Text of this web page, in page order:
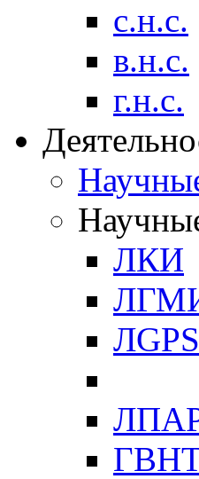
с.н.с.
в.н.с.
г.н.с.
ЛКИ
ЛGPS